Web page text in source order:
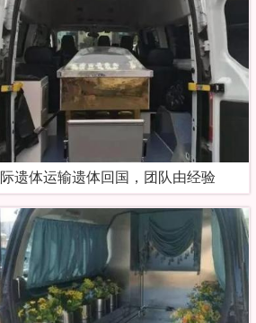
遗体运输遗体回国，团队由经验